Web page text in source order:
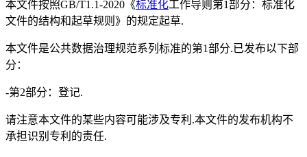
本文件按照GB/T1.1-2020《标准化工作导则第1部分：标准化
文件的结构和起草规则》的规定起草.
本文件是公共数据治理规范系列标准的第1部分.已发布以下部
分：
-第2部分：登记.
请注意本文件的某些内容可能涉及专利.本文件的发布机构不
承担识别专利的责任.